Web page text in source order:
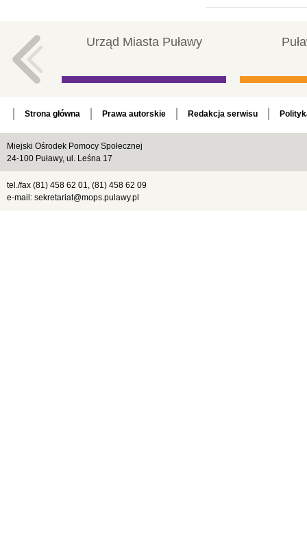
Urząd Miasta Puławy
Strona główna Prawa autorskie Redakcja serwisu
Miejski Ośrodek Pomocy Społecznej
24-100 Puławy, ul. Leśna 17
tel./fax (81) 458 62 01, (81) 458 62 09
e-mail: sekretariat@mops.pulawy.pl